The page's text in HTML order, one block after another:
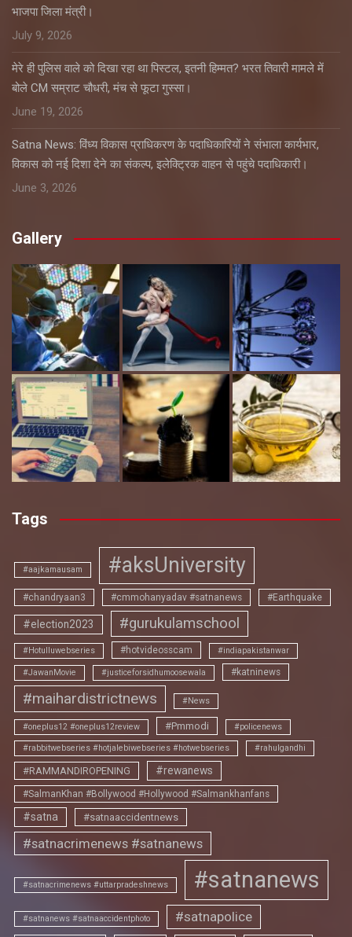
भाजपा जिला मंत्री।
July 9, 2026
मेरे ही पुलिस वाले को दिखा रहा था पिस्टल, इतनी हिम्मत? भरत तिवारी मामले में
बोले CM सम्राट चौधरी, मंच से फूटा गुस्सा।
June 19, 2026
Satna News: विंध्य विकास प्राधिकरण के पदाधिकारियों ने संभाला कार्यभार,
विकास को नई दिशा देने का संकल्प, इलेक्ट्रिक वाहन से पहुंचे पदाधिकारी।
June 3, 2026
Gallery
Tags
#aajkamausam #aksUniversity
#chandryaan3 #cmmohanyadav #satnanews #Earthquake
#election2023 #gurukulamschool
#Hotulluwebseries #hotvideosscam #indiapakistanwar
#JawanMovie #justiceforsidhumoosewala #katninews
#maihardistrictnews #News
#oneplus12 #oneplus12review #Pmmodi #policenews
#rabbitwebseries #hotjalebiwebseries #hotwebseries #rahulgandhi
#RAMMANDIROPENING #rewanews
#SalmanKhan #Bollywood #Hollywood #Salmankhanfans
#satna #satnaaccidentnews
#satnacrimenews #satnanews
#satnacrimenews #uttarpradeshnews #satnanews
#satnanews #satnaaccidentphoto #satnapolice